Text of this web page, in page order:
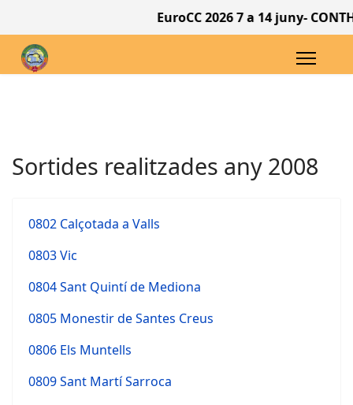
EuroCC 2026 7 a 14 juny-
Sortides realitzades any 2008
0802 Calçotada a Valls
0803 Vic
0804 Sant Quintí de Mediona
0805 Monestir de Santes Creus
0806 Els Muntells
0809 Sant Martí Sarroca